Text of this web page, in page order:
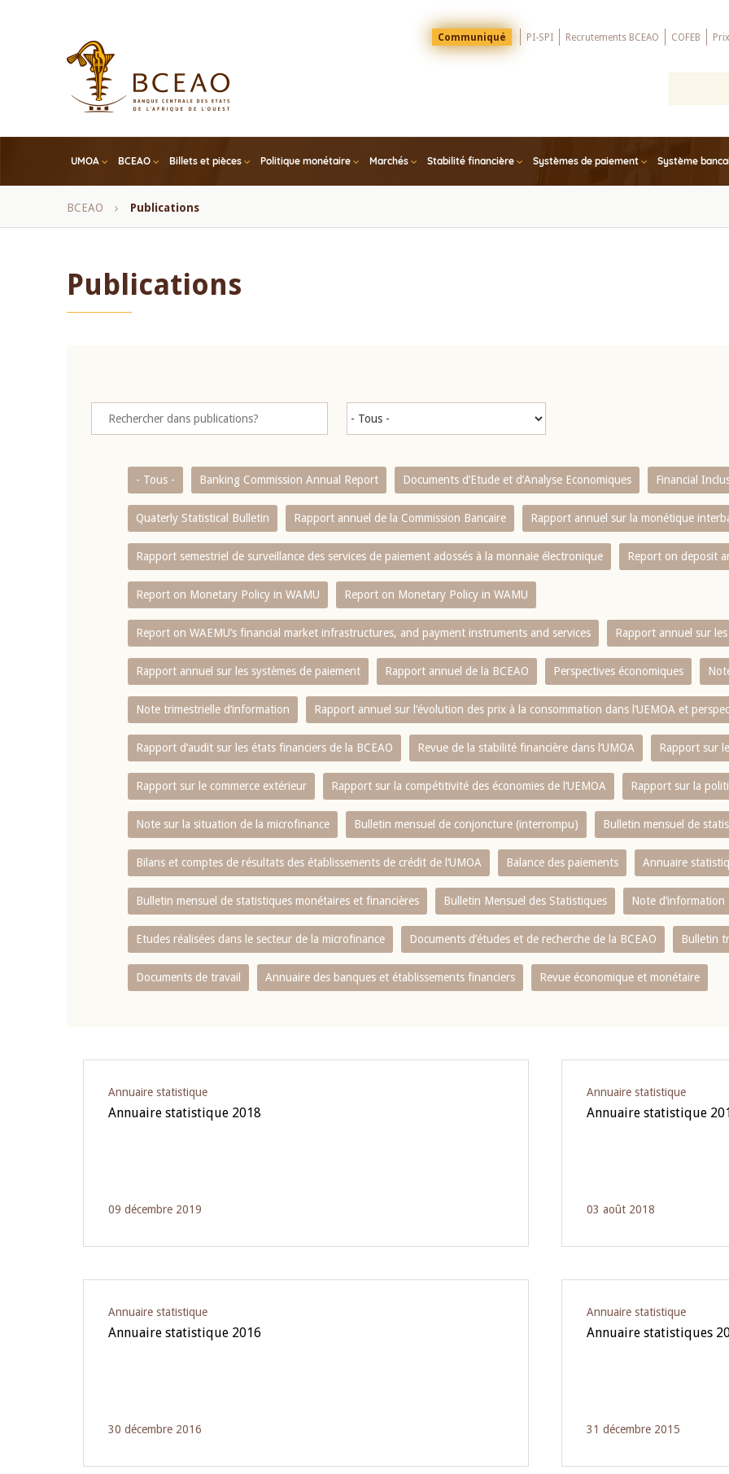
Menu
Top
Communiqué PI-SPI Recrutements BCEAO COFEB
UMOA BCEAO Billets et pièces Politique monétaire Marchés Stabilité financière Systèmes de paiement Système
Fil
BCEAO Publications
Publications
- Tous - Banking Commission Annual Report Documents d’Etude et d’Analyse Economiques Financial
Quaterly Statistical Bulletin Rapport annuel de la Commission Bancaire Rapport annuel sur la monétique
Rapport semestriel de surveillance des services de paiement adossés à la monnaie électronique Report on deposit
Report on Monetary Policy in WAMU Report on Monetary Policy in WAMU
Report on WAEMU’s financial market infrastructures, and payment instruments and services Rapport annuel sur
Rapport annuel sur les systèmes de paiement Rapport annuel de la BCEAO Perspectives économiques
Note trimestrielle d‘information Rapport annuel sur l‘évolution des prix à la consommation dans l‘UEMOA et
Rapport d‘audit sur les états financiers de la BCEAO Revue de la stabilité financière dans l‘UMOA Rapport sur
Rapport sur le commerce extérieur Rapport sur la compétitivité des économies de l‘UEMOA Rapport sur la
Note sur la situation de la microfinance Bulletin mensuel de conjoncture (interrompu) Bulletin mensuel de
Bilans et comptes de résultats des établissements de crédit de l‘UMOA Balance des paiements Annuaire
Bulletin mensuel de statistiques monétaires et financières Bulletin Mensuel des Statistiques Note d’information
Etudes réalisées dans le secteur de la microfinance Documents d’études et de recherche de la BCEAO Bulletin
Documents de travail Annuaire des banques et établissements financiers Revue économique et monétaire
Annuaire statistique
Annuaire statistique 2018
09 décembre 2019
Annuaire statistique
Annuaire statistique
03 août 2018
Annuaire statistique
Annuaire statistique 2016
30 décembre 2016
Annuaire statistique
Annuaire statistiques
31 décembre 2015